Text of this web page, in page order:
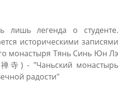
лишь легенда о студенте.
историческими записями
монастыря Тянь Синь Юн Лэ
寺) - "Чаньский монастырь
радости"